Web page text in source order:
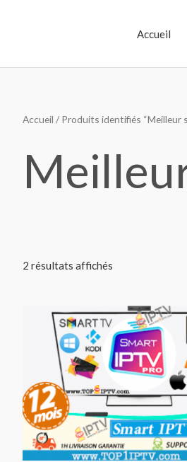
Accueil
Accueil / Produits identifiés “Meilleur
2 résultats affichés